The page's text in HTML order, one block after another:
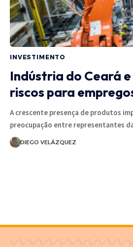
INVESTIMENTO
Indústria do Ceará
riscos para
A crescente presença de produtos
preocupação entre representantes
DIEGO VELÁZQUEZ